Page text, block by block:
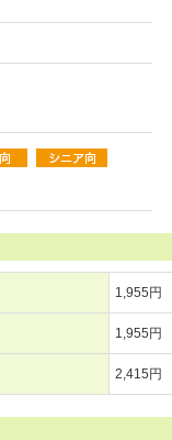
1,955円
1,955円
2,415円